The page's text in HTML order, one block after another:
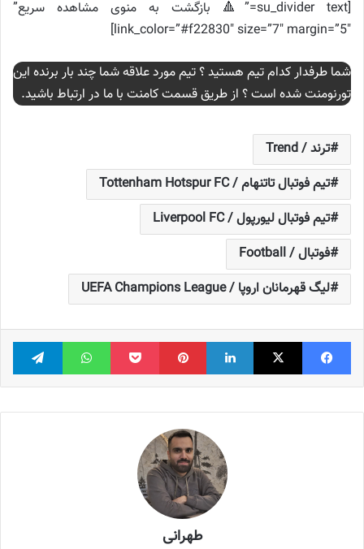
[su_divider text=”🔺 بازگشت به منوی مشاهده سریع”
link_color=”#f22830″ size=”7″ margin=”5″]
شما طرفدار کدام تیم هستید ؟ تیم مورد علاقه شما چند بار برنده این
تورنومنت شده است ؟ از طریق قسمت کامنت با ما در ارتباط باشید.
ترند / Trend
تیم فوتبال تاتنهام / Tottenham Hotspur FC
تیم فوتبال لیورپول / Liverpool FC
فوتبال / Football
لیگ قهرمانان اروپا / UEFA Champions League
فیس بوک X لینکدین ‫پین‌ترست پاکت واتس آپ
طهرانی